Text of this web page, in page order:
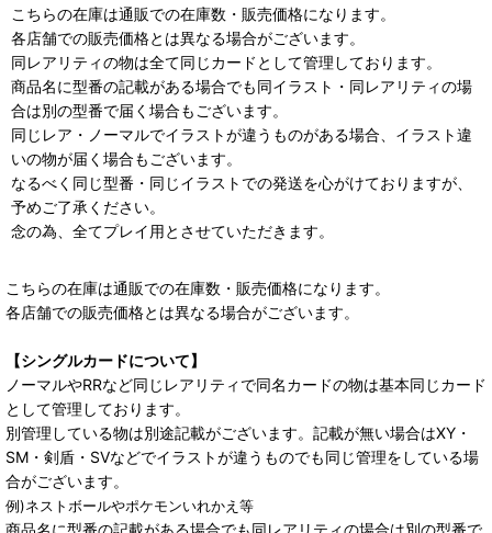
こちらの在庫は通販での在庫数・販売価格になります。
各店舗での販売価格とは異なる場合がございます。
同レアリティの物は全て同じカードとして管理しております。
商品名に型番の記載がある場合でも同イラスト・同レアリティの場
合は別の型番で届く場合もございます。
同じレア・ノーマルでイラストが違うものがある場合、イラスト違
いの物が届く場合もございます。
なるべく同じ型番・同じイラストでの発送を心がけておりますが、
予めご了承ください。
念の為、全てプレイ用とさせていただきます。
こちらの在庫は通販での在庫数・販売価格になります。
各店舗での販売価格とは異なる場合がございます。
【シングルカードについて】
ノーマルやRRなど同じレアリティで同名カードの物は基本同じカード
として管理しております。
別管理している物は別途記載がございます。記載が無い場合はXY・
SM・剣盾・SVなどでイラストが違うものでも同じ管理をしている場
合がございます。
例)ネストボールやポケモンいれかえ等
商品名に型番の記載がある場合でも同レアリティの場合は別の型番で